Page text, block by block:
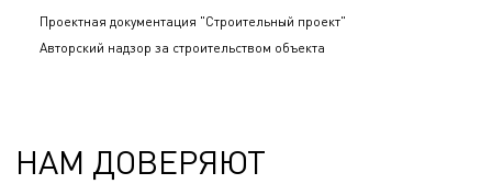
Проектная документация "Строительный проект"
Авторский надзор за строительством объекта
НАМ ДОВЕРЯЮТ